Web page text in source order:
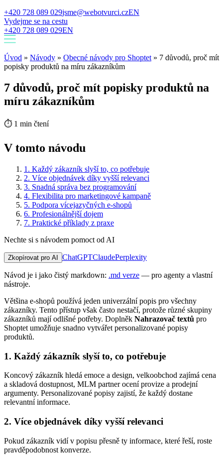
+420 728 089 029jsme@webotvurci.czEN
Vydejme se na cestu
+420 728 089 029EN
Úvod » Návody » Obecné návody pro Shoptet » 7 důvodů, proč mít
popisky produktů na míru zákazníkům
7 důvodů, proč mít popisky produktů na
míru zákazníkům
⏱ 1 min čtení
V tomto návodu
1. Každý zákazník slyší to, co potřebuje
2. Více objednávek díky vyšší relevanci
3. Snadná správa bez programování
4. Flexibilita pro marketingové kampaně
5. Podpora vícejazyčných e-shopů
6. Profesionálnější dojem
7. Praktické příklady z praxe
Nechte si s návodem pomoct od AI
Zkopírovat pro AI ChatGPTClaudePerplexity
Návod je i jako čistý markdown: .md verze — pro agenty a vlastní
nástroje.
Většina e-shopů používá jeden univerzální popis pro všechny
zákazníky. Tento přístup však často nestačí, protože různé skupiny
zákazníků mají odlišné potřeby. Doplněk Nahrazovač textů pro
Shoptet umožňuje snadno vytvářet personalizované popisy
produktů.
1. Každý zákazník slyší to, co potřebuje
Koncový zákazník hledá emoce a design, velkoobchod zajímá cena
a skladová dostupnost, MLM partner ocení provize a prodejní
argumenty. Personalizované popisy zajistí, že každý dostane
relevantní informace.
2. Více objednávek díky vyšší relevanci
Pokud zákazník vidí v popisu přesně ty informace, které řeší, roste
pravděpodobnost konverze.